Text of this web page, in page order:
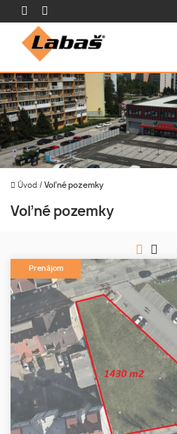
Úvod / Voľné pozemky
Voľné pozemky
Prenájom